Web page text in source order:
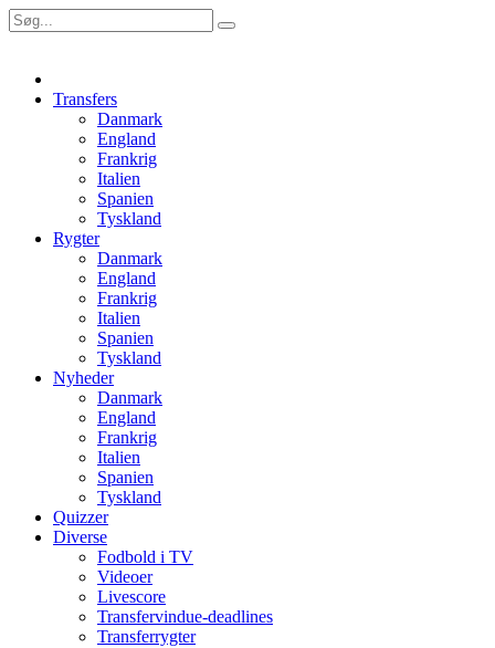
Transfers
Danmark
England
Frankrig
Italien
Spanien
Tyskland
Rygter
Danmark
England
Frankrig
Italien
Spanien
Tyskland
Nyheder
Danmark
England
Frankrig
Italien
Spanien
Tyskland
Quizzer
Diverse
Fodbold i TV
Videoer
Livescore
Transfervindue-deadlines
Transferrygter